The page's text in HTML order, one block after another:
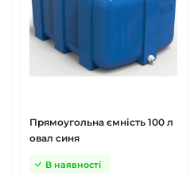
Прямоугольна ємність 100 л
овал синя
В наявності